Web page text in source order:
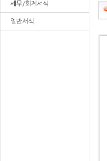
세무/회계서식
일반서식